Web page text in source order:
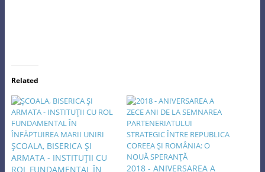
Related
ŞCOALA, BISERICA ŞI
ARMATA - INSTITUŢII CU
ROL FUNDAMENTAL ÎN
2018 - ANIVERSAREA A